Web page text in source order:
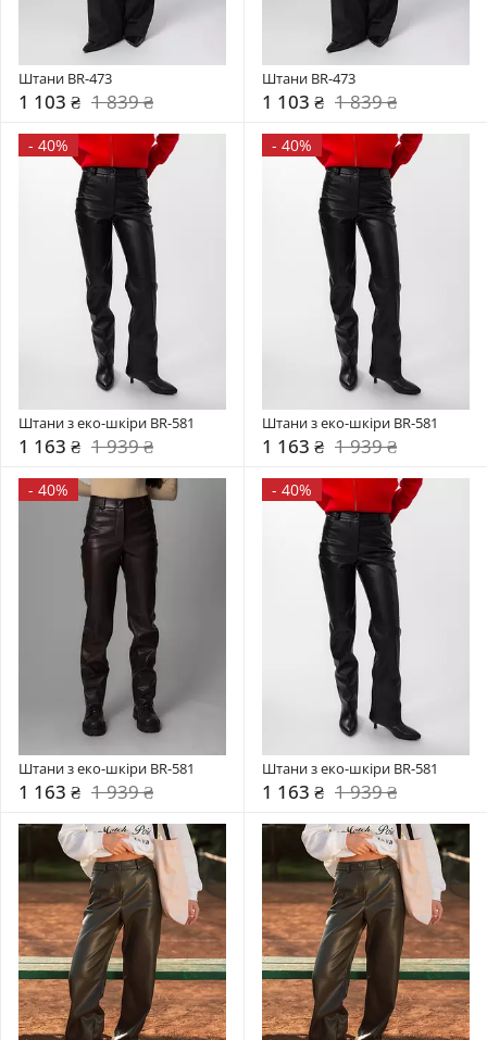
Штани BR-473
1 103 ₴ 1 839 ₴
Штани BR-473
1 103 ₴ 1 839 ₴
- 40%
Штани з еко-шкіри BR-581
1 163 ₴ 1 939 ₴
- 40%
Штани з еко-шкіри BR-581
1 163 ₴ 1 939 ₴
- 40%
Штани з еко-шкіри BR-581
1 163 ₴ 1 939 ₴
- 40%
Штани з еко-шкіри BR-581
1 163 ₴ 1 939 ₴